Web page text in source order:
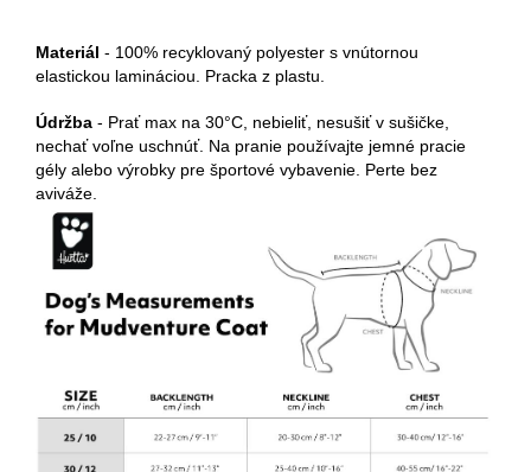
Materiál - 100% recyklovaný polyester s vnútornou
elastickou lamináciou. Pracka z plastu.
Údržba - Prať max na 30°C, nebieliť, nesušiť v sušičke,
nechať voľne uschnúť. Na pranie používajte jemné pracie
gély alebo výrobky pre športové vybavenie. Perte bez
aviváže.